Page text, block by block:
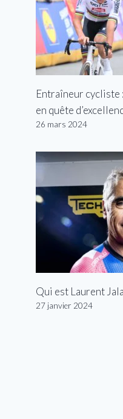
Entraîneur cycliste
en quête
26 mars 2024
Qui est Laurent
27 janvier 2024